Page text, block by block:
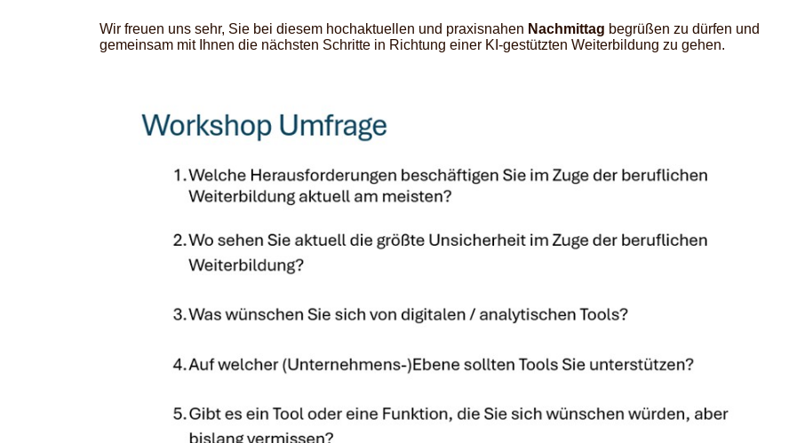
Wir freuen uns sehr, Sie bei diesem hochaktuellen und praxisnahen Nachmittag begrüßen zu dürfen und
gemeinsam mit Ihnen die nächsten Schritte in Richtung einer KI-gestützten Weiterbildung zu gehen.